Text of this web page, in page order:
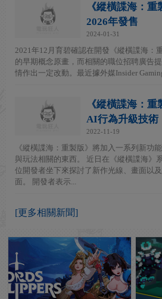
《縱橫諜海：
2026年發售
2024-01-31
2021年12月育碧確認在開發《縱橫諜海：
的早期概念原畫，而相關的職位招聘廣告
情作出一定改動。最近據外媒Insider
《縱橫諜海：
AI行為升級技術
2022-11-19
《縱橫諜海：重製版》將加入一系列新功
與玩法相關的東西。 近日在《縱橫諜海》
位開發者坐下來探討了新作光線、畫面以
面。 開發者表示...
[更多相關新聞]